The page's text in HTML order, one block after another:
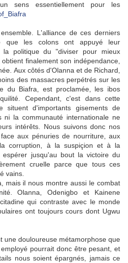
sens essentiellement pour les
L'alliance de ces derniers
que les colons ont appuyé leur
la politique du "diviser pour mieux
finalement son indépendance,
Aux côtés d'Olanna et de Richard,
des massacres perpétrés sur les
du Biafra, est proclamée, les ibos
Cependant, c'est dans cette
situent d'importants gisements de
ni la communauté internationale ne
intérêts. Nous suivons donc nos
aux pénuries de nourriture, aux
corruption, à la suspiçion et à la
jusqu'au bout la victoire du
cruelle parce que tous ces
vains.
mais il nous montre aussi le combat
Olanna, Odenigbo et Kainene
qui contraste avec le monde
ont toujours cours dont Ugwu
une douloureuse métamorphose que
pourrait donc être pesant, et
nous soient épargnés, jamais ce